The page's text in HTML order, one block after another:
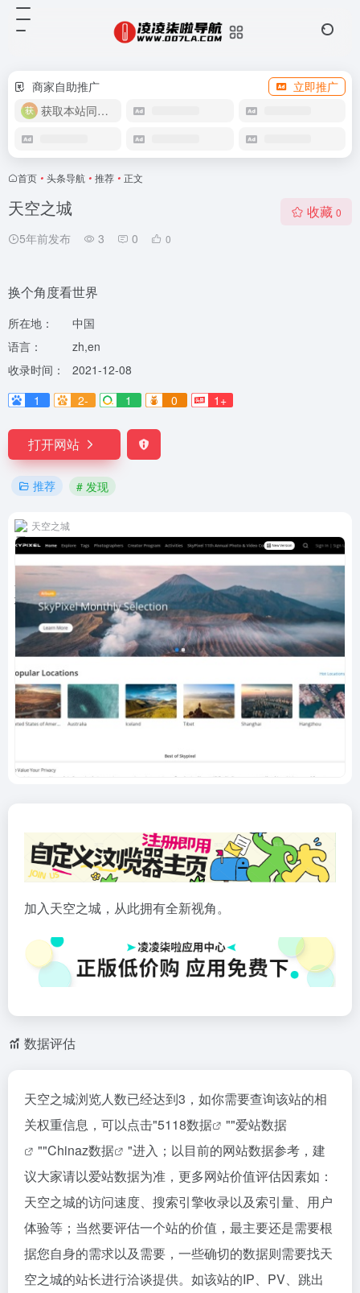
商家自助推广
立即推广
获取本站同款主题
首页 • 头条导航 • 推荐 • 正文
天空之城
5年前发布 3 0 0
收藏 0
换个角度看世界
所在地：
中国
语言：
zh,en
收录时间：
2021-12-08
1
2- 1 0 1+
打开网站
推荐 # 发现
天空之城
加入天空之城，从此拥有全新视角。
数据评估
天空之城浏览人数已经达到3，如你需要查询该站的相
关权重信息，可以点击"5118数据 ""爱站数据
""Chinaz数据
"进入；以目前的网站数据参考，建
议大家请以爱站数据为准，更多网站价值评估因素如：
天空之城的访问速度、搜索引擎收录以及索引量、用户
体验等；当然要评估一个站的价值，最主要还是需要根
据您自身的需求以及需要，一些确切的数据则需要找天
空之城的站长进行洽谈提供。如该站的IP、PV、跳出